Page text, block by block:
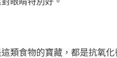
類食物的寶藏，都是抗氧